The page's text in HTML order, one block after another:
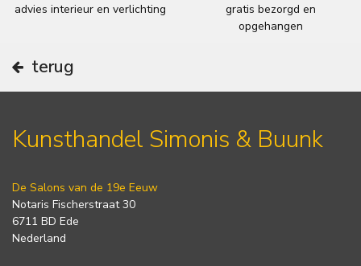
advies interieur en verlichting
gratis bezorgd en
opgehangen
terug
Kunsthandel Simonis & Buunk
De Salons van de 19e Eeuw
Notaris Fischerstraat 30
6711 BD Ede
Nederland